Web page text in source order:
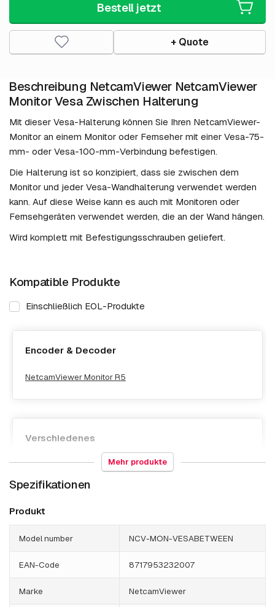
Bestell jetzt
+ Quote
Beschreibung NetcamViewer NetcamViewer
Monitor Vesa Zwischen Halterung
Mit dieser Vesa-Halterung können Sie Ihren NetcamViewer-
Monitor an einem Monitor oder Fernseher mit einer Vesa-75-
mm- oder Vesa-100-mm-Verbindung befestigen.
Die Halterung ist so konzipiert, dass sie zwischen dem
Monitor und jeder Vesa-Wandhalterung verwendet werden
kann. Auf diese Weise kann es auch mit Monitoren oder
Fernsehgeräten verwendet werden, die an der Wand hängen.
Wird komplett mit Befestigungsschrauben geliefert.
Kompatible Produkte
Einschließlich EOL-Produkte
Encoder & Decoder
NetcamViewer Monitor R5
Verschiedenes
NetcamViewer 25-7510Mehr produkte
Spezifikationen
Produkt
Model number NCV-MON-VESABETWEEN
EAN-Code 8717953232007
Marke NetcamViewer